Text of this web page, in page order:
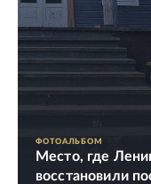
ФОТОАЛЬБОМ
Место, где
восстановили